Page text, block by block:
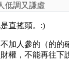
低調又謙虛
直搖頭。:)
加人參的（的
權，不能再往